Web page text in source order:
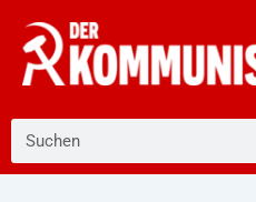
Inhalt
springen